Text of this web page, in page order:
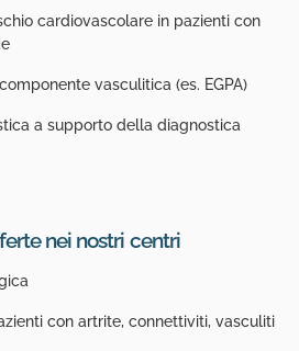
cardiovascolare in pazienti con
vasculitica (es. EGPA)
a supporto della diagnostica
nei nostri centri
con artrite, connettiviti, vasculiti